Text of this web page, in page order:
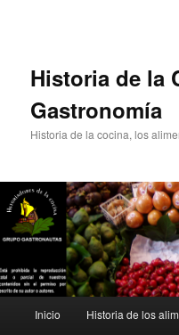
Historia de la
Gastronomía
Historia de la cocina, los
principal
Inicio Historia de los